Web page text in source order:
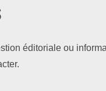
éditoriale ou